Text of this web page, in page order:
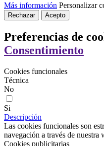
Más información Personalizar
Rechazar Acepto
Preferencias de
Consentimiento
Cookies funcionales
Técnica
No
Si
Descripción
Las cookies funcionales son
navegación a través de
Cookies publicitarias